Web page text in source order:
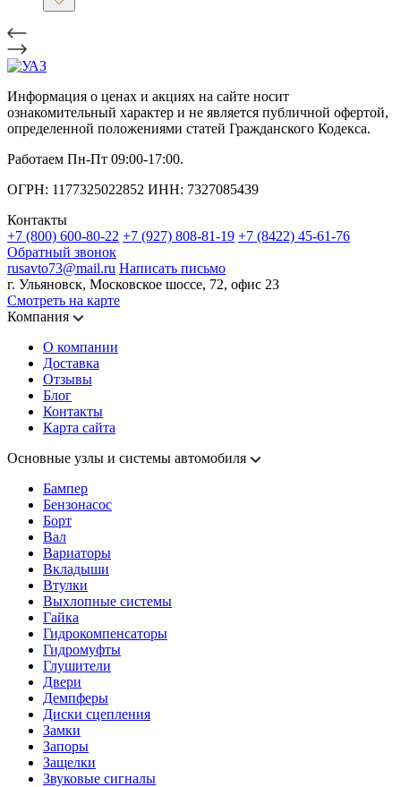
Информация о ценах и акциях на сайте носит
ознакомительный характер и не является публичной офертой,
определенной положениями статей Гражданского Кодекса.
Работаем Пн-Пт 09:00-17:00.
ОГРН: 1177325022852 ИНН: 7327085439
Контакты
+7 (800) 600-80-22 +7 (927) 808-81-19 +7 (8422) 45-61-76
Обратный звонок
rusavto73@mail.ru Написать письмо
г. Ульяновск, Московское шоссе, 72, офис 23
Смотреть на карте
Компания
О компании
Доставка
Отзывы
Блог
Контакты
Карта сайта
Основные узлы и системы автомобиля
Бампер
Бензонасос
Борт
Вал
Вариаторы
Вкладыши
Втулки
Выхлопные системы
Гайка
Гидрокомпенсаторы
Гидромуфты
Глушители
Двери
Демпферы
Диски сцепления
Замки
Запоры
Защелки
Звуковые сигналы